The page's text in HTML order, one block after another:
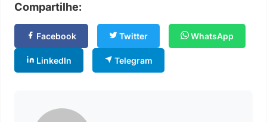
Compartilhe:
Facebook Twitter WhatsApp
LinkedIn Telegram